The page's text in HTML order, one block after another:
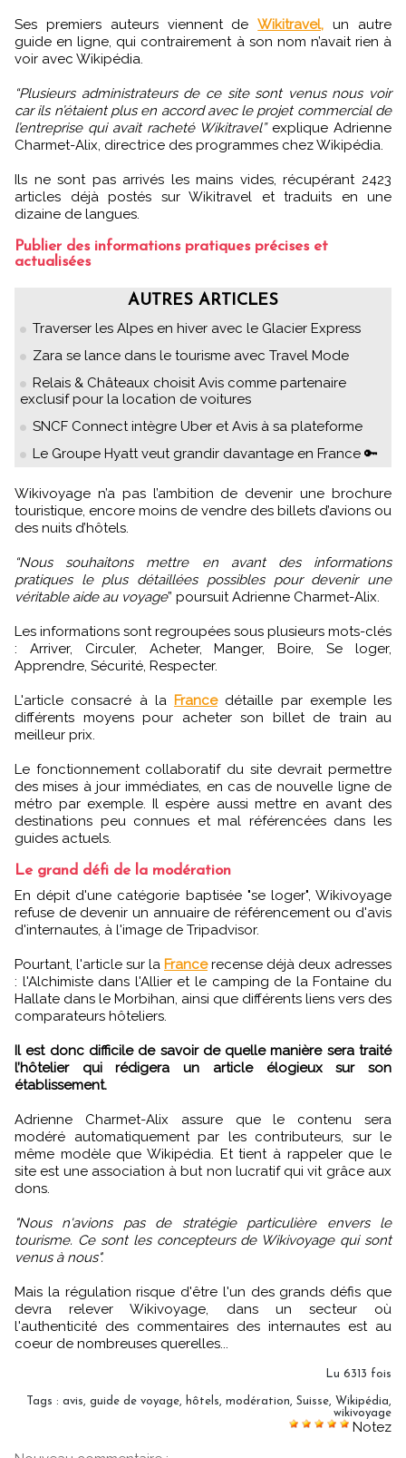
Ses premiers auteurs viennent deWikitravel, un autre
guide en ligne, qui contrairement à son nom n’avait rien à
voir avec Wikipédia.
“Plusieurs administrateurs de ce site sont venus nous voir
car ils n’étaient plus en accord avec le projet commercial de
l’entreprise qui avait racheté Wikitravel”explique Adrienne
Charmet-Alix, directrice des programmes chez Wikipédia.
Ils ne sont pas arrivés les mains vides, récupérant 2423
articles déjà postés sur Wikitravel et traduits en une
dizaine de langues.
Publier des informations pratiques précises et
actualisées
AUTRES ARTICLES
Traverser les Alpes en hiver avec le Glacier Express
Zara se lance dans le tourisme avec Travel Mode
Relais & Châteaux choisit Avis comme partenaire
exclusif pour la location de voitures
SNCF Connect intègre Uber et Avis à sa plateforme
Le Groupe Hyatt veut grandir davantage en France 🔑
Wikivoyage n’a pas l’ambition de devenir une brochure
touristique, encore moins de vendre des billets d’avions ou
des nuits d’hôtels.
“Nous souhaitons mettre en avant des informations
pratiques le plus détaillées possibles pour devenir une
véritable aide au voyage” poursuit Adrienne Charmet-Alix.
Les informations sont regroupées sous plusieurs mots-clés
: Arriver, Circuler, Acheter, Manger, Boire, Se loger,
Apprendre, Sécurité, Respecter.
L'article consacré à la Francedétaille par exemple les
différents moyens pour acheter son billet de train au
meilleur prix.
Le fonctionnement collaboratif du site devrait permettre
des mises à jour immédiates, en cas de nouvelle ligne de
métro par exemple. Il espère aussi mettre en avant des
destinations peu connues et mal référencées dans les
guides actuels.
Le grand défi de la modération
En dépit d'une catégorie baptisée "se loger", Wikivoyage
refuse de devenir un annuaire de référencement ou d'avis
d'internautes, à l'image de Tripadvisor.
Pourtant, l'article sur la Francerecense déjà deux adresses
: l'Alchimiste dans l'Allier et le camping de la Fontaine du
Hallate dans le Morbihan, ainsi que différents liens vers des
comparateurs hôteliers.
Il est donc difficile de savoir de quelle manière sera traité
l’hôtelier qui rédigera un article élogieux sur son
établissement.
Adrienne Charmet-Alix assure que le contenu sera
modéré automatiquement par les contributeurs, sur le
même modèle que Wikipédia. Et tient à rappeler que le
site est une association à but non lucratif qui vit grâce aux
dons.
"Nous n'avions pas de stratégie particulière envers le
tourisme. Ce sont les concepteurs de Wikivoyage qui sont
venus à nous".
Mais la régulation risque d'être l'un des grands défis que
devra relever Wikivoyage, dans un secteur où
l'authenticité des commentaires des internautes est au
coeur de nombreuses querelles...
Lu 6313 fois
Tags : avis, guide de voyage, hôtels, modération, Suisse, Wikipédia,
wikivoyage
Notez